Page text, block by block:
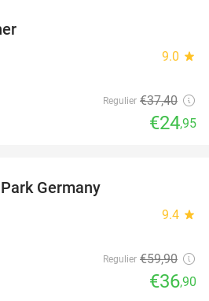
9.0 star
Regulier €37,40
€24,95
Germany
9.4 star
Regulier €59,90
€36,90